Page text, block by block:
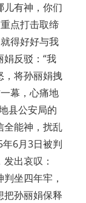
儿有神，你们
点打击取缔
得好好与我
反驳：“我
，将孙丽娟拽
幕，心痛地
县公安局的
全能神，扰乱
6月3日被判
出哀叹：
坐四年牢，
把孙丽娟保释